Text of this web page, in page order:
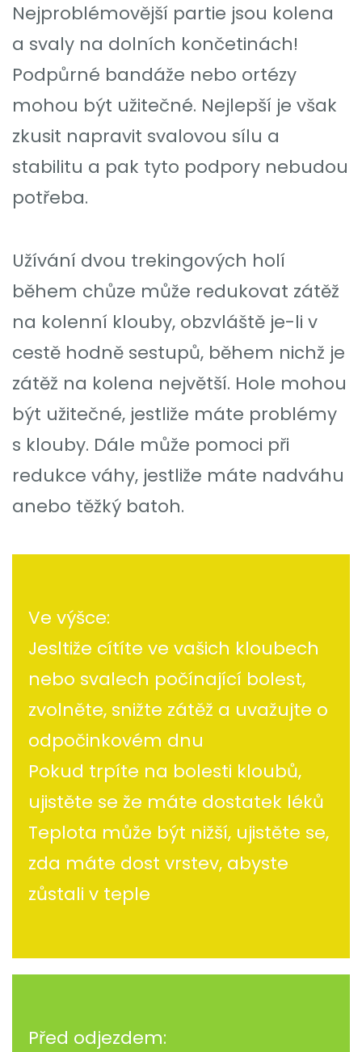
Nejproblémovější partie jsou kolena
a svaly na dolních končetinách!
Podpůrné bandáže nebo ortézy
mohou být užitečné. Nejlepší je však
zkusit napravit svalovou sílu a
stabilitu a pak tyto podpory nebudou
potřeba.
Užívání dvou trekingových holí
během chůze může redukovat zátěž
na kolenní klouby, obzvláště je-li v
cestě hodně sestupů, během nichž je
zátěž na kolena největší. Hole mohou
být užitečné, jestliže máte problémy
s klouby. Dále může pomoci při
redukce váhy, jestliže máte nadváhu
anebo těžký batoh.
Ve výšce:
Jesltiže cítíte ve vašich kloubech
nebo svalech počínající bolest,
zvolněte, snižte zátěž a uvažujte o
odpočinkovém dnu
Pokud trpíte na bolesti kloubů,
ujistěte se že máte dostatek léků
Teplota může být nižší, ujistěte se,
zda máte dost vrstev, abyste
zůstali v teple
Před odjezdem: